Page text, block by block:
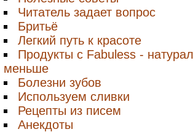
Читатель задает вопрос
Бритьё
Легкий путь к красоте
Продукты с Fabuless -
меньше
Болезни зубов
Используем сливки
Рецепты из писем
Анекдоты